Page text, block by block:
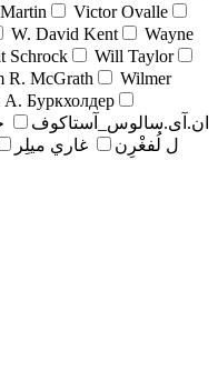
Victor Ovalle
W. David Kent
Wayne
Schrock
Will Taylor
R. McGrath
Wilmer
А. Буркхолдер
ان.آی.سالوس_آستاکوف
ل لُفغْرِن
غاري ميلِر